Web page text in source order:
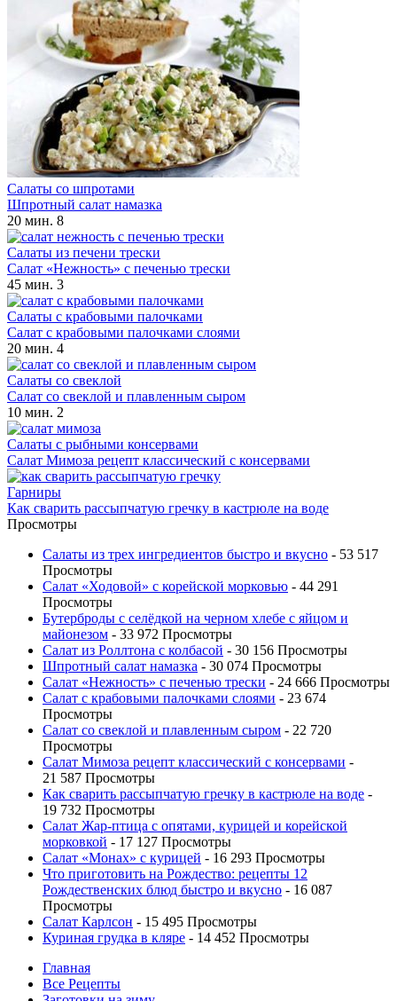
Салаты со шпротами
Шпротный салат намазка
20 мин. 8
Салаты из печени трески
Салат «Нежность» с печенью трески
45 мин. 3
Салаты с крабовыми палочками
Салат с крабовыми палочками слоями
20 мин. 4
Салаты со свеклой
Салат со свеклой и плавленным сыром
10 мин. 2
Салаты с рыбными консервами
Салат Мимоза рецепт классический с консервами
Гарниры
Как сварить рассыпчатую гречку в кастрюле на воде
Просмотры
Салаты из трех ингредиентов быстро и вкусно - 53 517
Просмотры
Салат «Ходовой» с корейской морковью - 44 291
Просмотры
Бутерброды с селёдкой на черном хлебе с яйцом и
майонезом - 33 972 Просмотры
Салат из Роллтона с колбасой - 30 156 Просмотры
Шпротный салат намазка - 30 074 Просмотры
Салат «Нежность» с печенью трески - 24 666 Просмотры
Салат с крабовыми палочками слоями - 23 674
Просмотры
Салат со свеклой и плавленным сыром - 22 720
Просмотры
Салат Мимоза рецепт классический с консервами -
21 587 Просмотры
Как сварить рассыпчатую гречку в кастрюле на воде -
19 732 Просмотры
Салат Жар-птица с опятами, курицей и корейской
морковкой - 17 127 Просмотры
Салат «Монах» с курицей - 16 293 Просмотры
Что приготовить на Рождество: рецепты 12
Рождественских блюд быстро и вкусно - 16 087
Просмотры
Салат Карлсон - 15 495 Просмотры
Куриная грудка в кляре - 14 452 Просмотры
Главная
Все Рецепты